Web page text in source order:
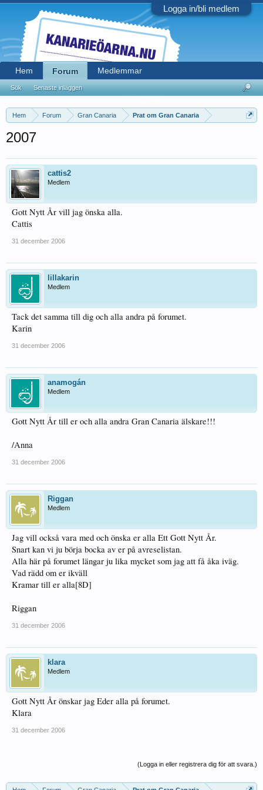
Logga in/bli medlem
Hem Forum Gran Canaria Prat om Gran Canaria
2007
cattis2
Medlem
Gott Nytt År vill jag önska alla.
Cattis
31 december 2006
lillakarin
Medlem
Tack det samma till dig och alla andra på forumet.
Karin
31 december 2006
anamogán
Medlem
Gott Nytt År till er och alla andra Gran Canaria älskare!!!
/Anna
31 december 2006
Riggan
Medlem
Jag vill också vara med och önska er alla Ett Gott Nytt År.
Snart kan vi ju börja bocka av er på avreselistan.
Alla här på forumet längar ju lika mycket som jag att få åka iväg.
Vad rädd om er ikväll
Kramar till er alla[8D]
Riggan
31 december 2006
klara
Medlem
Gott Nytt År önskar jag Eder alla på forumet.
Klara
31 december 2006
(Logga in eller registrera dig för att svara.)
Hem Forum
Sök Senaste inläggen
Medlemmar